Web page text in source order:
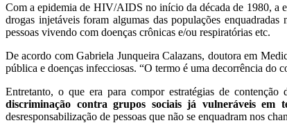
Com a epidemia de HIV/AIDS no início da década de 1980, a
drogas injetáveis foram algumas das populações
pessoas vivendo com doenças crônicas e/ou respiratórias etc.
De acordo com Gabriela Junqueira Calazans, doutora em
pública e doenças infecciosas. “O termo é uma decorrência do
Entretanto, o que era para compor estratégias de
discriminação contra grupos sociais já vulneráveis em
desresponsabilização de pessoas que não se enquadram nos